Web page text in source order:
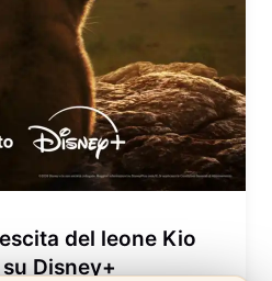
del leone Kio
Disney+